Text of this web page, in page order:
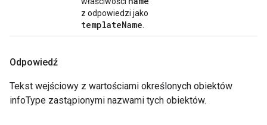
z odpowiedzi jako
templateName
Odpowiedź
Tekst wejściowy z wartościami określonych obiektów
infoType zastąpionymi nazwami tych obiektów.